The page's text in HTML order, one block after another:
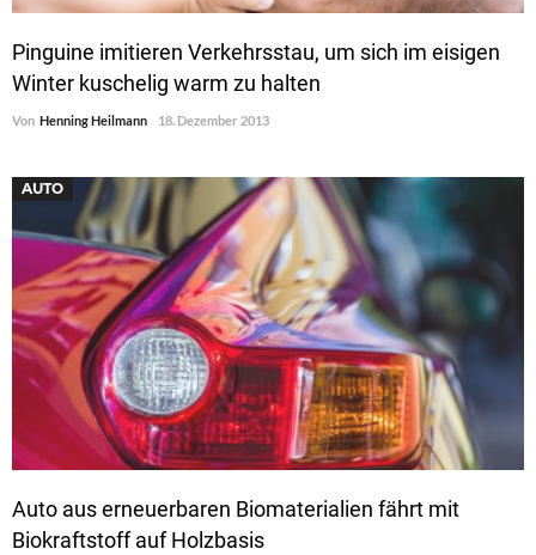
Pinguine imitieren Verkehrsstau, um sich im eisigen
Winter kuschelig warm zu halten
Von Henning Heilmann 18. Dezember 2013
AUTO
Auto aus erneuerbaren Biomaterialien fährt mit
Biokraftstoff auf Holzbasis